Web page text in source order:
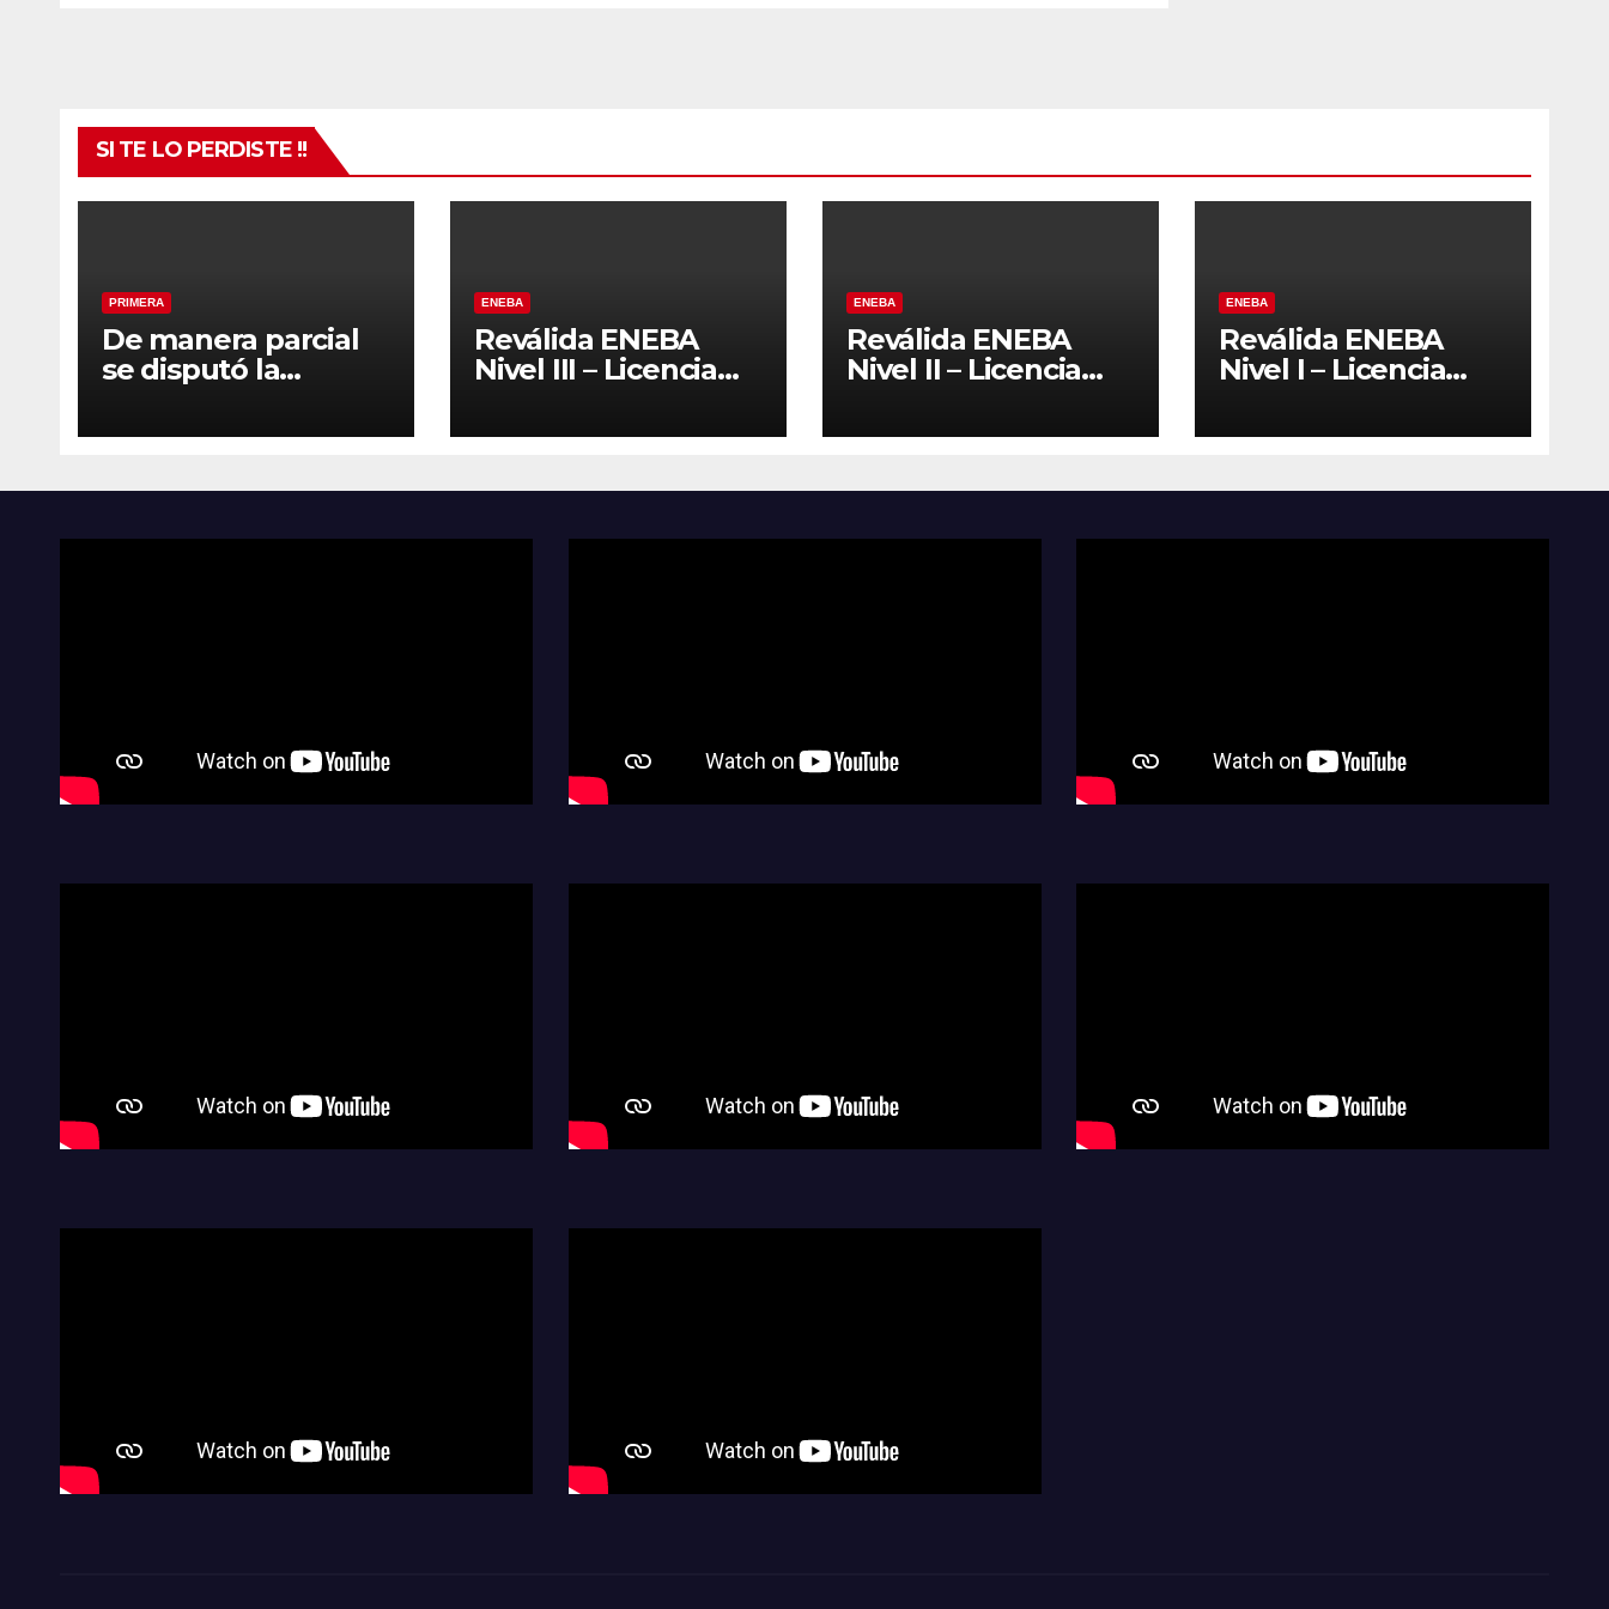
SI TE LO PERDISTE !!
PRIMERA
De manera parcial
se disputó la
Clausura
ENEBA
Reválida ENEBA
Nivel III – Licencia
ENEBA
Reválida ENEBA
Nivel II – Licencia
ENEBA
Reválida ENEBA
Nivel I – Licencia